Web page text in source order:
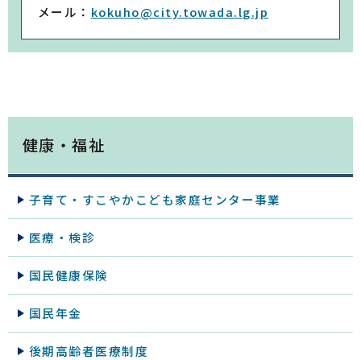
メール： kokuho@city.towada.lg.jp
健康・福祉
子育て・すこやかこども家庭センター事業
医療・検診
国民健康保険
国民年金
後期高齢者医療制度